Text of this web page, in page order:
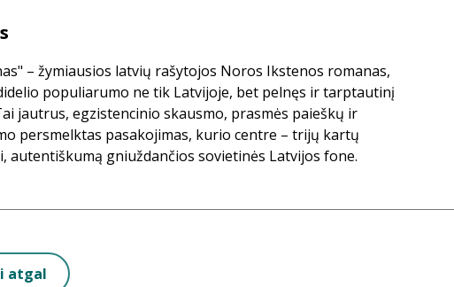
– žymiausios latvių rašytojos Noros Ikstenos romanas,
populiarumo ne tik Latvijoje, bet pelnęs ir tarptautinį
jautrus, egzistencinio skausmo, prasmės paieškų ir
persmelktas pasakojimas, kurio centre – trijų kartų
autentiškumą gniuždančios sovietinės Latvijos fone.
atgal